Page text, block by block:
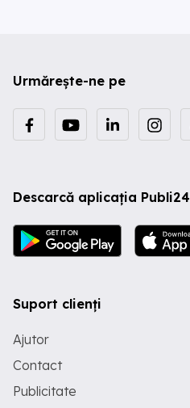
Urmărește-ne pe
Descarcă aplicația Publi24
Suport clienți
Ajutor
Contact
Publicitate